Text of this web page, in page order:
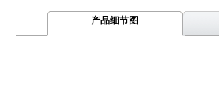
产品细节图